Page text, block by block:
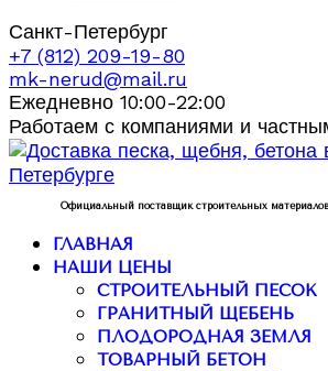
Санкт-Петербург
+7 (812) 209-19-80
mk-nerud@mail.ru
Ежедневно 10:00-22:00
Работаем с компаниями и
Официальный поставщик строительных
ГЛАВНАЯ
НАШИ ЦЕНЫ
СТРОИТЕЛЬНЫЙ ПЕСОК
ГРАНИТНЫЙ ЩЕБЕНЬ
ПЛОДОРОДНАЯ ЗЕМЛЯ
ТОВАРНЫЙ БЕТОН